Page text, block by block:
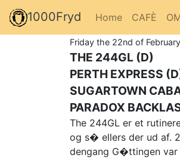
1000Fryd Home CAFÈ
Friday the 22nd of
THE 244GL (D)
PERTH EXPRESS
SUGARTOWN
PARADOX
The 244GL er et
og s� ellers der ud af.
dengang G�ttingen